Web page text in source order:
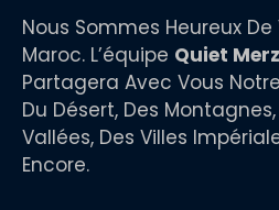
Nous Sommes Heureux De Vous Accueillir Au
Maroc. L’équipe Quiet
Partagera Avec Vous
Du Désert, Des
Vallées, Des Villes
Encore.